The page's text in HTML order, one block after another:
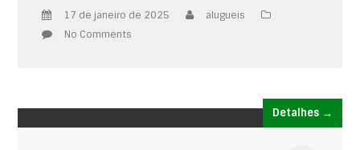
17 de janeiro de 2025
alugueis
No Comments
Detalhes →